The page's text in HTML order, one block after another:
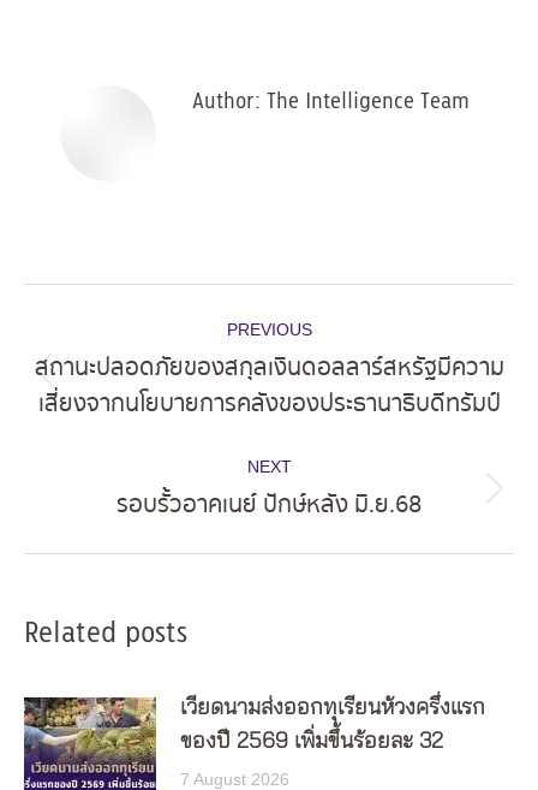
Author: The Intelligence Team
navigation
PREVIOUS
post:
สถานะปลอดภัยของสกุลเงินดอลลาร์สหรัฐมีความ
เสี่ยงจากนโยบายการคลังของประธานาธิบดีทรัมป์
NEXT
Next
รอบรั้วอาคเนย์ ปักษ์หลัง มิ.ย.68
Related posts
เวียดนามส่งออกทุเรียนห้วงครึ่งแรก
ของปี 2569 เพิ่มขึ้นร้อยละ 32
7 August 2026